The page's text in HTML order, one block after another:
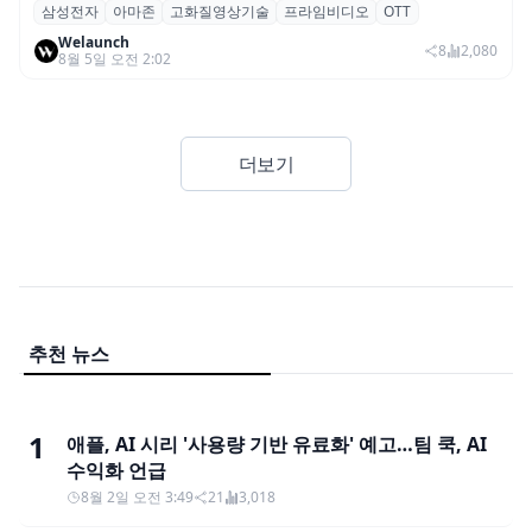
삼성전자·아마존, 프라임 비디오에 ‘HDR10+
어드밴스드’ 적용
삼성전자 아마존 고화질영상기술 프라임비디오
OTT
Welaunch
8월 5일 오전 2:02
8 2,080
더보기
추천 뉴스
1
애플, AI 시리 '사용량 기반 유료화' 예고…팀 쿡, AI
수익화 언급
8월 2일 오전 3:49 21 3,018